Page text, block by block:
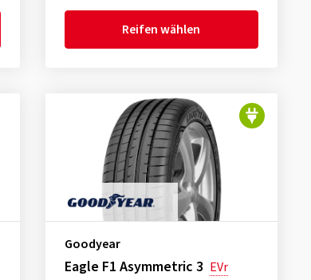
Reifen wählen
Goodyear
Eagle F1 Asymmetric 3 EVr